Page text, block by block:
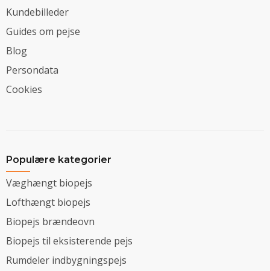
Kundebilleder
Guides om pejse
Blog
Persondata
Cookies
Populære kategorier
Væghængt biopejs
Lofthængt biopejs
Biopejs brændeovn
Biopejs til eksisterende pejs
Rumdeler indbygningspejs